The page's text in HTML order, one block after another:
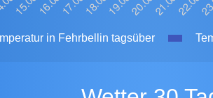
in Fehrbellin tagsüber